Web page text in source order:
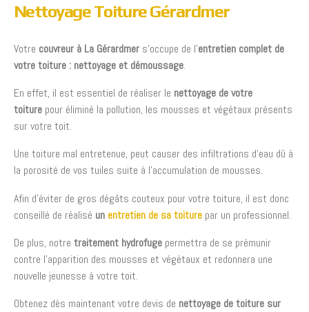
Nettoyage Toiture Gérardmer
Votre couvreur à La Gérardmer s’occupe de l’entretien complet de
votre toiture : nettoyage et démoussage.
En effet, il est essentiel de réaliser le nettoyage de votre
toiture pour éliminé la pollution, les mousses et végétaux présents
sur votre toit.
Une toiture mal entretenue, peut causer des infiltrations d’eau dû à
la porosité de vos tuiles suite à l’accumulation de mousses.
Afin d’éviter de gros dégâts couteux pour votre toiture, il est donc
conseillé de réalisé un entretien de sa toiture par un professionnel.
De plus, notre traitement hydrofuge permettra de se prémunir
contre l’apparition des mousses et végétaux et redonnera une
nouvelle jeunesse à votre toit.
Obtenez dès maintenant votre devis de nettoyage de toiture sur